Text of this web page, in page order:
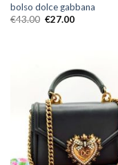
bolso dolce gabbana
€43.00 €27.00